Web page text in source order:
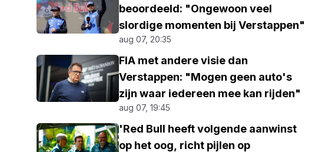
beoordeeld: "Ongewoon veel
slordige momenten bij Verstappen"
aug 07, 20:35
FIA met andere visie dan
Verstappen: "Mogen geen auto's
zijn waar iedereen mee kan rijden"
aug 07, 19:45
'Red Bull heeft volgende aanwinst
op het oog, richt pijlen op